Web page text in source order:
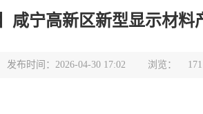
咸宁高新区新型显示材料
发布时间：2026-04-30 17:02 浏览： 171